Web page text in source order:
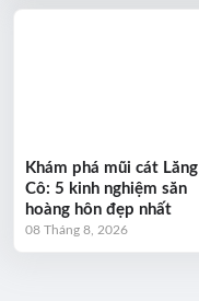
Khám phá mũi cát Lăng
Cô: 5 kinh nghiệm săn
hoàng hôn đẹp nhất
08 Tháng 8, 2026